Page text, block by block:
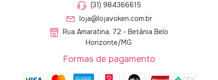
(31) 984366615
loja@lojavoken.com.br
Rua Amaratina, 72 - Betânia Belo
Horizonte/MG
Formas de pagamento